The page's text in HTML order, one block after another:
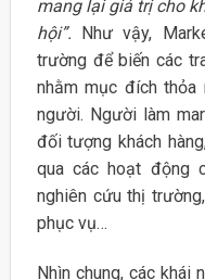
mang lại giá trị cho
hội”. Như vậy,
trường để biến các
nhằm mục đích thỏa
người. Người làm
đối tượng khách
qua các hoạt động
nghiên cứu thị
phục vụ…
Nhìn chung, các khái